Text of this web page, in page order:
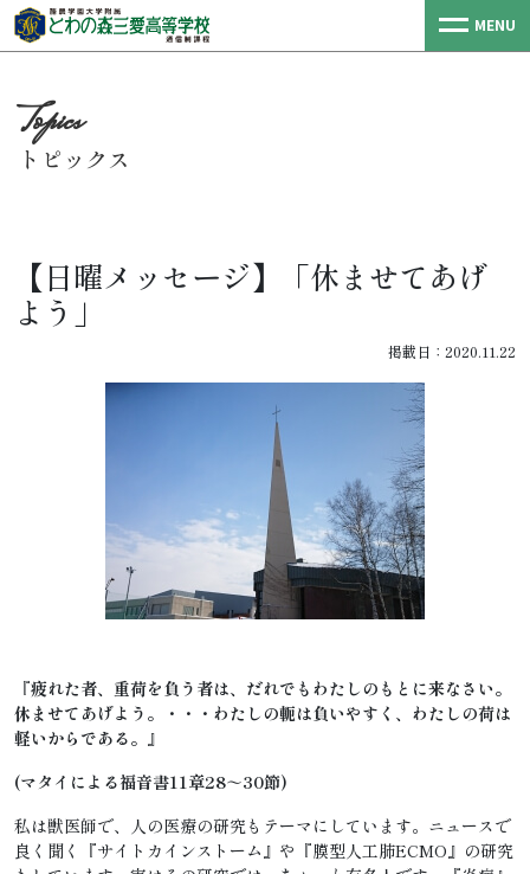
MENU
トピックス
【日曜メッセージ】「休ませてあげ
よう」
掲載日：2020.11.22
『疲れた者、重荷を負う者は、だれでもわたしのもとに来なさい。
休ませてあげよう。・・・わたしの軛は負いやすく、わたしの荷は
軽いからである。』
(マタイによる福音書11章28～30節)
私は獣医師で、人の医療の研究もテーマにしています。ニュースで
良く聞く『サイトカインストーム』や『膜型人工肺ECMO』の研究